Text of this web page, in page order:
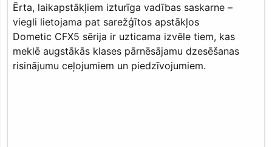
Ērta, laikapstākļiem izturīga vadības saskarne –
viegli lietojama pat sarežģītos apstākļos
Dometic CFX5 sērija ir uzticama izvēle tiem, kas
meklē augstākās klases pārnēsājamu dzesēšanas
risinājumu ceļojumiem un piedzīvojumiem.